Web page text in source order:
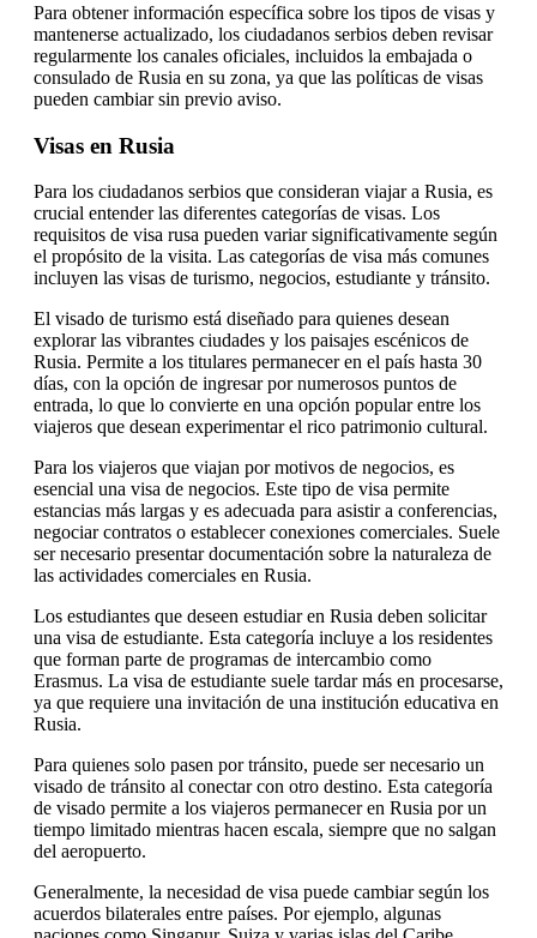
Para obtener información específica sobre los tipos de visas y
mantenerse actualizado, los ciudadanos serbios deben revisar
regularmente los canales oficiales, incluidos la embajada o
consulado de Rusia en su zona, ya que las políticas de visas
pueden cambiar sin previo aviso.
Visas en Rusia
Para los ciudadanos serbios que consideran viajar a Rusia, es
crucial entender las diferentes categorías de visas. Los
requisitos de visa rusa pueden variar significativamente según
el propósito de la visita. Las categorías de visa más comunes
incluyen las visas de turismo, negocios, estudiante y tránsito.
El visado de turismo está diseñado para quienes desean
explorar las vibrantes ciudades y los paisajes escénicos de
Rusia. Permite a los titulares permanecer en el país hasta 30
días, con la opción de ingresar por numerosos puntos de
entrada, lo que lo convierte en una opción popular entre los
viajeros que desean experimentar el rico patrimonio cultural.
Para los viajeros que viajan por motivos de negocios, es
esencial una visa de negocios. Este tipo de visa permite
estancias más largas y es adecuada para asistir a conferencias,
negociar contratos o establecer conexiones comerciales. Suele
ser necesario presentar documentación sobre la naturaleza de
las actividades comerciales en Rusia.
Los estudiantes que deseen estudiar en Rusia deben solicitar
una visa de estudiante. Esta categoría incluye a los residentes
que forman parte de programas de intercambio como
Erasmus. La visa de estudiante suele tardar más en procesarse,
ya que requiere una invitación de una institución educativa en
Rusia.
Para quienes solo pasen por tránsito, puede ser necesario un
visado de tránsito al conectar con otro destino. Esta categoría
de visado permite a los viajeros permanecer en Rusia por un
tiempo limitado mientras hacen escala, siempre que no salgan
del aeropuerto.
Generalmente, la necesidad de visa puede cambiar según los
acuerdos bilaterales entre países. Por ejemplo, algunas